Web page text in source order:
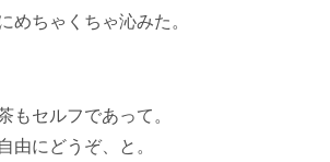
めちゃくちゃ沁みた。
もセルフであって。
由にどうぞ、と。